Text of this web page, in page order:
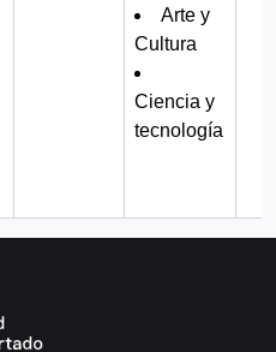
Arte y
Cultura
Ciencia y
tecnología